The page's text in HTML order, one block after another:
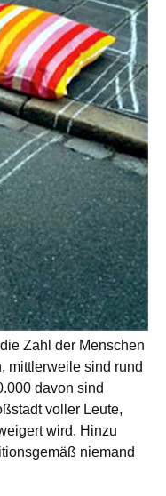
Zahl der Menschen
mittlerweile sind rund
davon sind
voller Leute,
wird. Hinzu
niemand